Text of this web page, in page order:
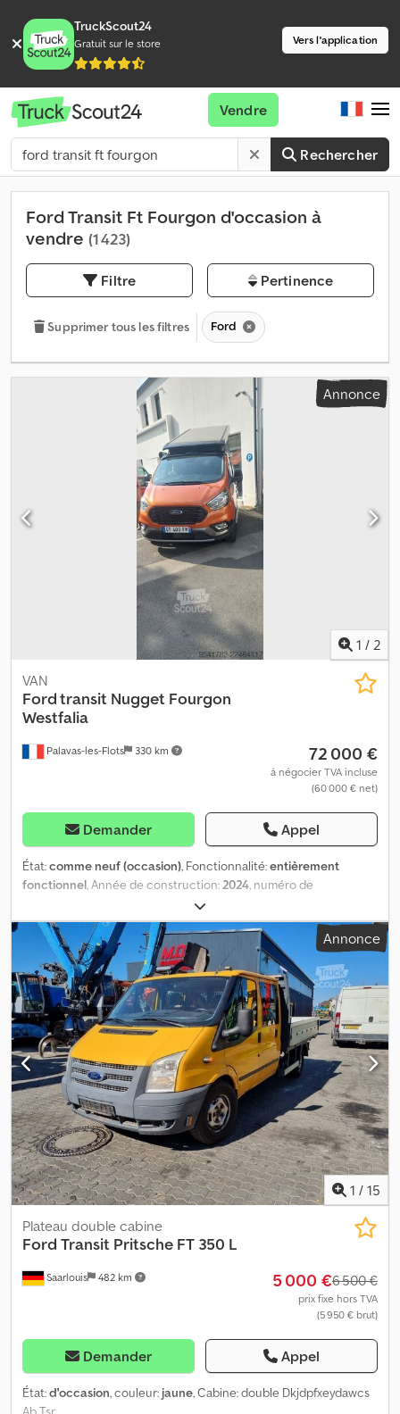
TruckScout24
Gratuit sur le store Vers l'application
Rechercher
Vendre
Ford Transit Ft Fourgon d'occasion à
vendre (1 423)
Filtre Pertinence
Supprimer tous les filtres Ford
Annonce
1 / 2
Palavas-les-Flots 330 km
VAN
Ford transit Nugget Fourgon
Westfalia
72 000 €
à négocier TVA incluse
(60 000 € net)
Demander Appel
État:comme neuf (occasion), Fonctionnalité:entièrement
fonctionnel, Année de construction:2024, numéro de
, Van aménagé par westfalia sur chassis
Ford Transit TOUT OPTION Dkedpfxozrgfzs Ab Ter
Annonce
1 / 15
Saarlouis 482 km
Plateau double cabine
Ford Transit Pritsche FT 350 L
5 000 €6 500 €
prix fixe hors TVA
(5 950 € brut)
Demander Appel
État:d'occasion, couleur: jaune, Cabine: double Dkjdpfxeydawcs